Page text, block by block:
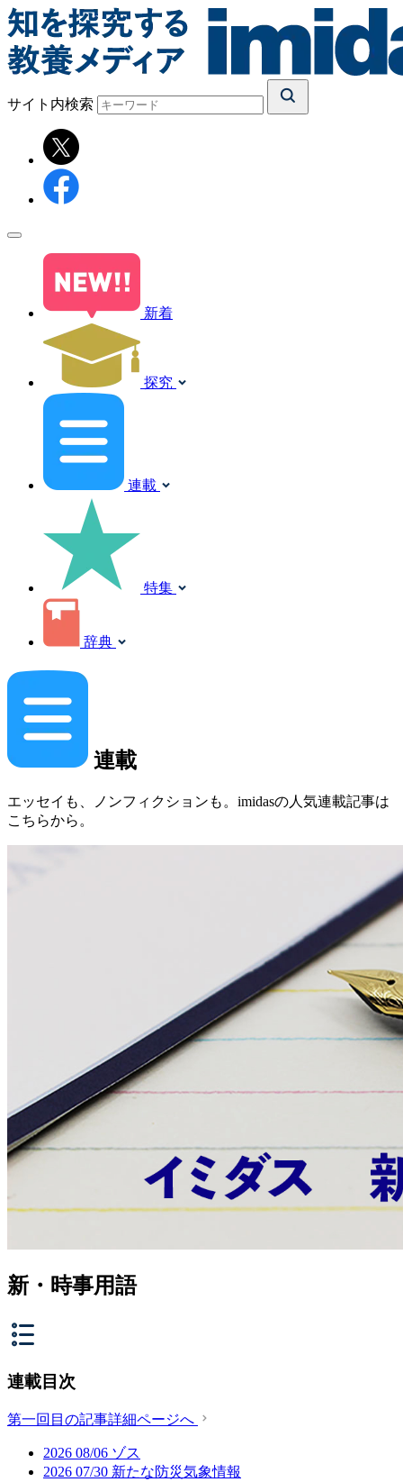
サイト内検索
新着
探究
連載
特集
辞典
連載
エッセイも、ノンフィクションも。imidasの人気連載記事は
こちらから。
新・時事用語
連載目次
第一回目の記事詳細ページへ
2026 08/06 ゾス
2026 07/30 新たな防災気象情報